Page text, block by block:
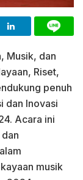
Musik, dan
Riset,
penuh
dan Inovasi
Acara ini
musik